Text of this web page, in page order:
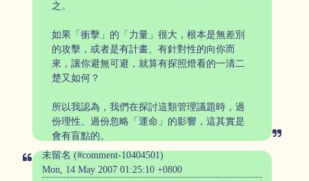
之。
如果「衝擊」的「力量」很大，根本是無差別
的攻擊，或者是有計畫、有針對性的向你而
來，讓你避無可避，就算有探照燈看的一清二
楚又如何？
所以我認為，我們在探討這類管理議題時，過
份理性、過份忽略「運命」的影響，這其實是
會有盲點的。
未留名 (#comment-10404501)
Mon, 14 May 2007 01:25:10 +0800